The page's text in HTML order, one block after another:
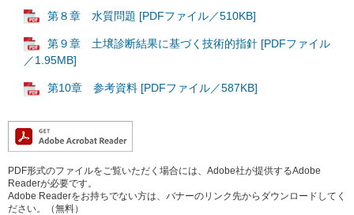
第８章 水質問題 [PDFファイル／510KB]
第９章 土壌診断結果に基づく技術的指針 [PDFファイル
／1.95MB]
第10章 参考資料 [PDFファイル／587KB]
PDF形式のファイルをご覧いただく場合には、Adobe社が提供するAdobe
Readerが必要です。
Adobe Readerをお持ちでない方は、バナーのリンク先からダウンロードしてく
ださい。（無料）